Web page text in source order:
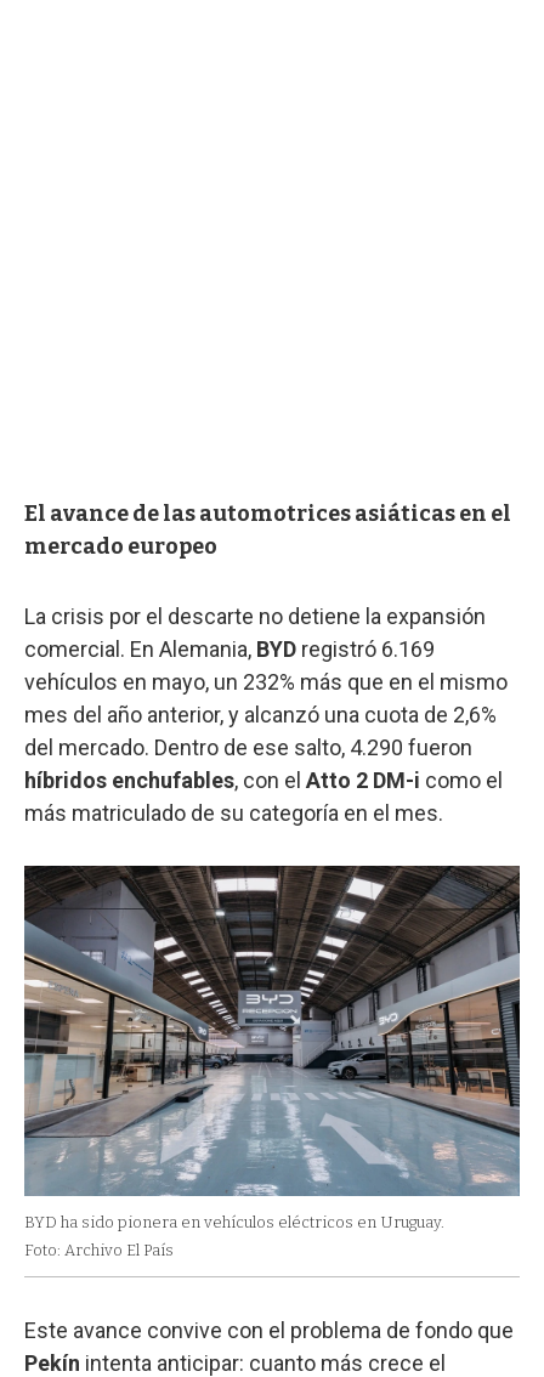
El avance de las automotrices asiáticas en el
mercado europeo
La crisis por el descarte no detiene la expansión
comercial. En Alemania, BYD registró 6.169
vehículos en mayo, un 232% más que en el mismo
mes del año anterior, y alcanzó una cuota de 2,6%
del mercado. Dentro de ese salto, 4.290 fueron
híbridos enchufables, con el Atto 2 DM-i como el
más matriculado de su categoría en el mes.
BYD ha sido pionera en vehículos eléctricos en Uruguay.
Foto: Archivo El País
Este avance convive con el problema de fondo que
Pekín intenta anticipar: cuanto más crece el